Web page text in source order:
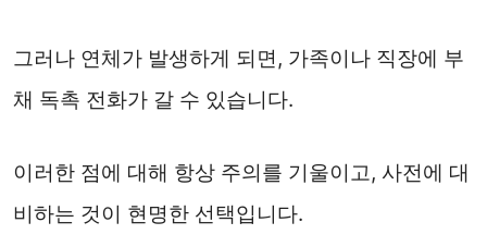
그러나 연체가 발생하게 되면, 가족이나 직장에 부
채 독촉 전화가 갈 수 있습니다.
이러한 점에 대해 항상 주의를 기울이고, 사전에 대
비하는 것이 현명한 선택입니다.